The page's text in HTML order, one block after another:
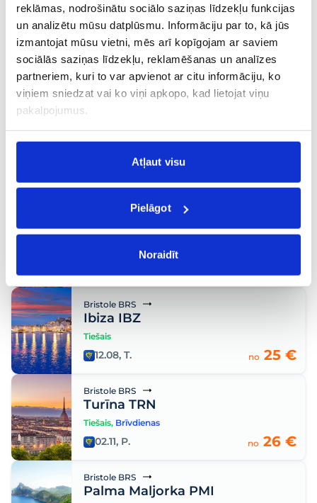
reklāmas, nodrošinātu sociālo saziņas līdzekļu funkcijas
un analizētu mūsu datplūsmu. Informāciju par to, kā jūs
izmantojat mūsu vietni, mēs arī kopīgojam ar saviem
sociālās saziņas līdzekļu, reklamēšanas un analīzes
partneriem, kuri to var apvienot ar citu informāciju, ko
viņiem sniedzat vai ko viņi apkopo, kad lietojat viņu
pakalpojumus.
Atļaut visu
Pielāgot
Noraidīt
26.09, S. no24 €
Bristole BRS
Kopenhāgena CPH
Tiešais,Brīvdienas,„City break“,Ģimenēm
19.10, P. no24 €
Bristole BRS
Marseļa MRS
Brīvdienas
21.09, P. no24 €
Porto OPO
Ģimenēm, Atpūta
Bristole BRS
Ibiza IBZ
Tiešais
12.08, T. no 25 €
Bristole BRS
Turīna TRN
Tiešais, Brīvdienas
02.11, P. no 26 €
Bristole BRS
Palma Maljorka PMI